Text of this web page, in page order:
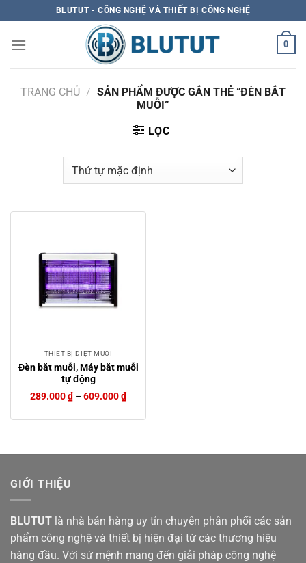
to
content
BLUTUT - CÔNG NGHỆ VÀ THIẾT BỊ CÔNG NGHỆ
0
TRANG CHỦ / SẢN PHẨM ĐƯỢC GẮN THẺ “ĐÈN BẮT
MUỖI”
LỌC
THIẾT BỊ DIỆT MUỖI
Đèn bắt muỗi, Máy bắt muỗi
tự động
289.000₫– 609.000₫
GIỚI THIỆU
BLUTUT là nhà bán hàng uy tín chuyên phân phối các sản
phẩm công nghệ và thiết bị hiện đại từ các thương hiệu
hàng đầu. Với sứ mệnh mang đến giải pháp công nghệ